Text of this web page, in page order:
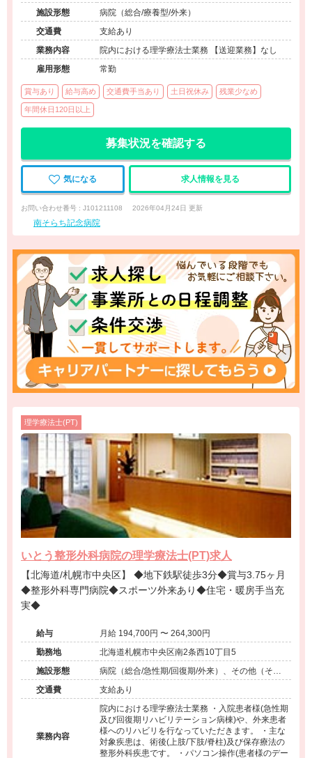
施設形態
病院（総合/療養型/外来）
交通費
支給あり
業務内容
院内における理学療法士業務 【送迎業務】なし
雇用形態
常勤
賞与あり 給与高め 交通費手当あり 土日祝休み 残業少なめ
年間休日120日以上
募集状況を確認する
気になる 求人情報を見る
お問い合わせ番号 : J101211108 2026年04月24日 更新
南そらち記念病院
理学療法士(PT)
いとう整形外科病院の理学療法士(PT)求人
【北海道/札幌市中央区】 ◆地下鉄駅徒歩3分◆賞与3.75ヶ月
◆整形外科専門病院◆スポーツ外来あり◆住宅・暖房手当充
実◆
給与
月給 194,700円 〜 264,300円
勤務地
北海道札幌市中央区南2条西10丁目5
施設形態
病院（総合/急性期/回復期/外来）、その他（その
他）
交通費 支給あり
業務内容
院内における理学療法士業務 ・入院患者様(急性期
及び回復期リハビリテーション病棟)や、外来患者
様へのリハビリを行なっていただきます。 ・主な
対象疾患は、術後(上肢/下肢/脊柱)及び保存療法の
整形外科疾患です。 ・パソコン操作(患者様のデー